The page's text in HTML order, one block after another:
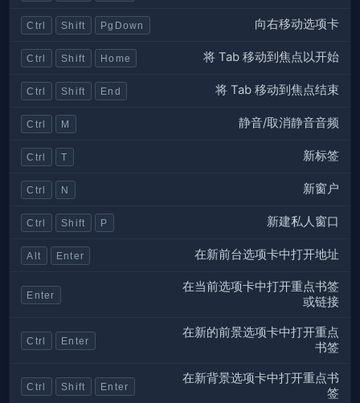
Ctrl Shift PgDown 向右移动选项卡
Ctrl Shift Home 将 Tab 移动到焦点以开始
Ctrl Shift End 将 Tab 移动到焦点结束
Ctrl M 静音/取消静音音频
Ctrl T 新标签
Ctrl N 新窗户
Ctrl Shift P 新建私人窗口
Alt Enter 在新前台选项卡中打开地址
Enter
在当前选项卡中打开重点书签
或链接
Ctrl Enter
在新的前景选项卡中打开重点
书签
Ctrl Shift Enter
在新背景选项卡中打开重点书
签